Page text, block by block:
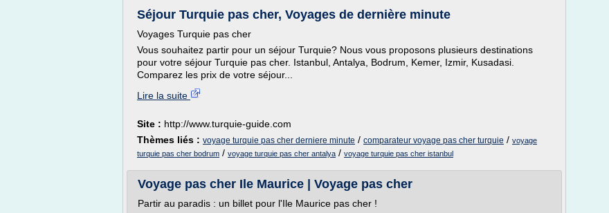
Séjour Turquie pas cher, Voyages de dernière minute
Voyages Turquie pas cher
Vous souhaitez partir pour un séjour Turquie? Nous vous proposons plusieurs destinations
pour votre séjour Turquie pas cher. Istanbul, Antalya, Bodrum, Kemer, Izmir, Kusadasi.
Comparez les prix de votre séjour...
Lire la suite
Site : http://www.turquie-guide.com
Thèmes liés : voyage turquie pas cher derniere minute / comparateur voyage pas cher turquie / voyage
turquie pas cher bodrum / voyage turquie pas cher antalya / voyage turquie pas cher istanbul
Voyage pas cher Ile Maurice | Voyage pas cher
Partir au paradis : un billet pour l'Ile Maurice pas cher !